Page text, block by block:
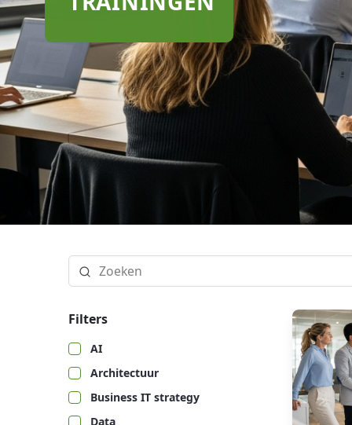
Filters
AI
Architectuur
Business IT strategy
Data